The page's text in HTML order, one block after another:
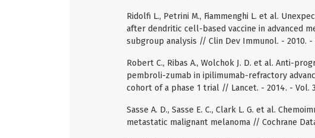
Ridolfi L., Petrini M., Fiammenghi L. et al.
after dendritic cell-based vaccine in advanced
subgroup analysis // Clin Dev Immunol. - 2010. -
Robert C., Ribas A., Wolchok J. D. et al. Anti-
pembroli-zumab in ipilimumab-refractory
cohort of a phase 1 trial // Lancet. - 2014. - Vol.
Sasse A. D., Sasse E. C., Clark L. G. et al.
metastatic malignant melanoma // Cochrane